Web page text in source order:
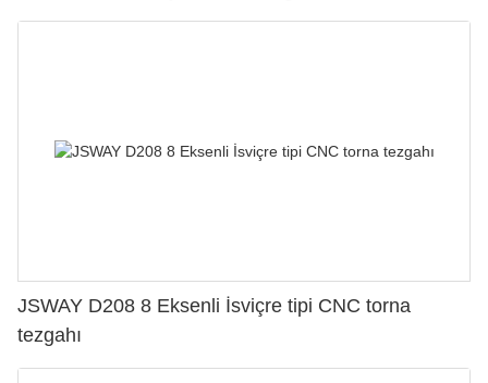
JSWAY D208 8 Eksenli İsviçre tipi CNC torna
tezgahı